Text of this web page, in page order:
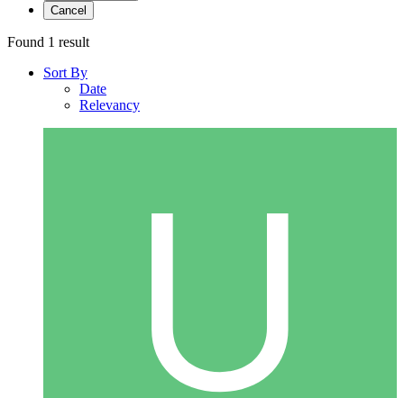
Cancel
Found 1 result
Sort By
Date
Relevancy